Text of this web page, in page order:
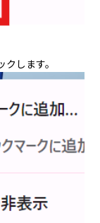
します。